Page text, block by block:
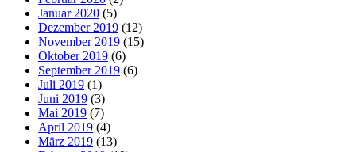
Januar 2020 (5)
Dezember 2019 (12)
November 2019 (15)
Oktober 2019 (6)
September 2019 (6)
Juli 2019 (1)
Juni 2019 (3)
Mai 2019 (7)
April 2019 (4)
März 2019 (13)